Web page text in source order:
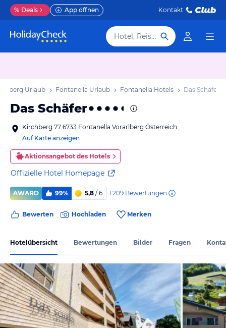
% Deals App öffnen Kontakt
Hotel, Reiseziel
Urlaub Fontanella Urlaub Fontanella Hotels Das Schäfer
Das Schäfer
Kirchberg 77 6733 Fontanella Vorarlberg Österreich
Auf Karte anzeigen
Aktionsangebot des Hotels
Offizielle Hotel Homepage
AWARD 99% 5,8 / 6 1.209 Bewertungen
Bewerten Hochladen Merken
Hotelübersicht Bewertungen Bilder Fragen